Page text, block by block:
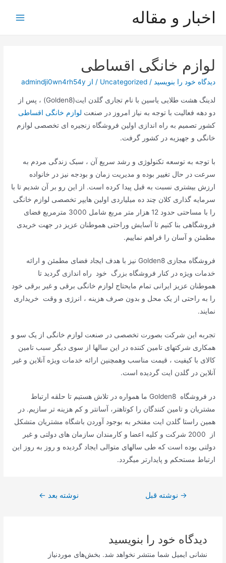
اخبار و مقاله
لوازم خانگی اقساطی
دیدگاه‌ خود را بنویسید /
Uncategorized / از admindji0wn4rh54y
لدینگ هشت طلایی یاسین با نام تجاری گلدن ایت(Golden8) ، پس از
دو دهه فعالیت با توجه به نیاز امروز در صنعت لوازم خانگی اقساطی
کشور تصمیم به راه اندازی اولین فروشگاه زنجیره ای تخصصی لوازم
خانگی و جهیزیه در کشور گرفت.
با توجه به توسعه تکنولوژی و رشد سریع آن ، سبک زندگی مردم به
سرعت در حال تغییر بوده و مدیریت زمان و بودجه نیز در خانواده
ارزش بیشتری نسبت به قبل پیدا کرده است. از این رو بر آن شدیم تا با
سرمایه گذاری کلان چند ده میلیاردی اولین هایپر تخصصی لوازم خانگی
را با مساحتی حدود 12 هزار متر مربع شامل 3000 مترمربع فضای
فروشگاهی بنا کنیم تا آسایش وراحتی هموطنان عزیز در جهت خریدی
مطمئن و آسان را فراهم نماییم.
فروشگاه مجازی Golden8 نیز با هدف ایجاد فضای مطمئن و ارائه
خدمات ویژه در کنار فروشگاه بزرگ خود راه اندازی گردید تا
هموطنان عزیز ایرانی تمام مایحتاج لوازم خانگی برقی و غیر برقی خود
را به راحتی از یک محل و بدون صرف هزینه ، انرژی و وقت خریداری
نمایند.
تجربه این شرکت بصورت تخصصی در صنعت لوازم خانگی از یک سو و
همکاری شرکتهای تامین کننده در این سالها از سوی دیگر سبب تامین
کالای با کیفیت ، قیمت مناسب وهمچنین ارائه خدمات ویژه آنلاین و غیر
آنلاین در گلدن ایت گردیده است.
در فروشگاه Golden8 ما همواره در تلاش هستیم تا حلقه ارتباط
مشتریان و تامین کنندگان را کوتاهتر، آسانتر و کم هزینه تر سازیم. در
همین راستا گلدن ایت مفتخر به بوجود آوردن باشگاه مشتریان متشکل
از 2000 شرکت و کلیه اعضا و کارمندان سازمان های دولتی و غیر
دولتی بوده است که طی سالهای متوالی ایجاد گردیده و روز به روز این
ارتباط مستحکم و پایدارتر میگردد.
راهبری→ نوشته قبل نوشته بعد ←
دیدگاه‌ خود را بنویسید
نشانی ایمیل شما منتشر نخواهد شد. بخش‌های موردنیاز